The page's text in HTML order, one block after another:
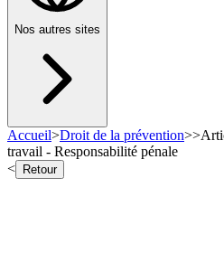
Nos autres sites
Accueil>Droit de la prévention>>
travail - Responsabilité pénale
<
Retour